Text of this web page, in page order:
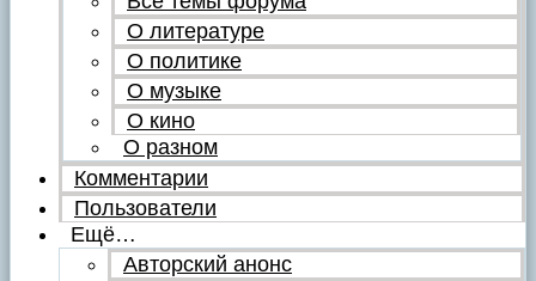
О литературе
О политике
О музыке
О кино
О разном
Комментарии
Пользователи
Ещё…
Авторский анонс